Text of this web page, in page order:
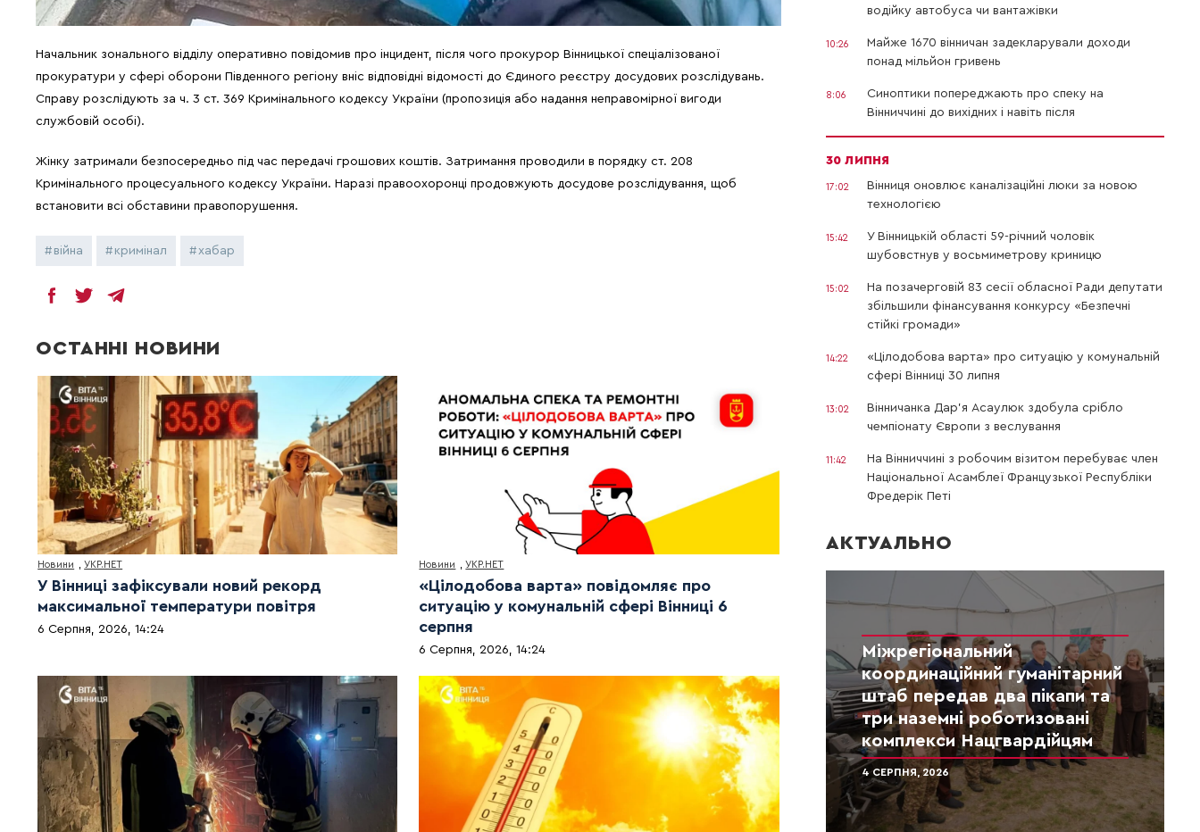
Начальник зонального відділу оперативно повідомив про інцидент, після чого прокурор Вінницької спеціалізованої
прокуратури у сфері оборони Південного регіону вніс відповідні відомості до Єдиного реєстру досудових розслідувань.
Справу розслідують за ч. 3 ст. 369 Кримінального кодексу України (пропозиція або надання неправомірної вигоди
службовій особі).
Жінку затримали безпосередньо під час передачі грошових коштів. Затримання проводили в порядку ст. 208
Кримінального процесуального кодексу України. Наразі правоохоронці продовжують досудове розслідування, щоб
встановити всі обставини правопорушення.
війна кримінал хабар
ОСТАННІ НОВИНИ
Новини ,УКР.НЕТ
У Вінниці зафіксували новий рекорд
максимальної температури повітря
6 Серпня, 2026, 14:24
Новини ,УКР.НЕТ
«Цілодобова варта» повідомляє про
ситуацію у комунальній сфері Вінниці 6
серпня
6 Серпня, 2026, 14:24
водійку автобуса чи вантажівки
10:26
Майже 1670 вінничан задекларували доходи
понад мільйон гривень
8:06
Синоптики попереджають про спеку на
Вінниччині до вихідних і навіть після
30 ЛИПНЯ
17:02
Вінниця оновлює каналізаційні люки за новою
технологією
15:42
У Вінницькій області 59-річний чоловік
шубовстнув у восьмиметрову криницю
15:02
На позачерговій 83 сесії обласної Ради депутати
збільшили фінансування конкурсу «Безпечні
стійкі громади»
14:22
«Цілодобова варта» про ситуацію у комунальній
сфері Вінниці 30 липня
13:02
Вінничанка Дар’я Асаулюк здобула срібло
чемпіонату Європи з веслування
11:42
На Вінниччині з робочим візитом перебуває член
Національної Асамблеї Французької Республіки
Фредерік Петі
АКТУАЛЬНО
Міжрегіональний
координаційний гуманітарний
штаб передав два пікапи та
три наземні роботизовані
комплекси Нацгвардійцям
4 СЕРПНЯ, 2026